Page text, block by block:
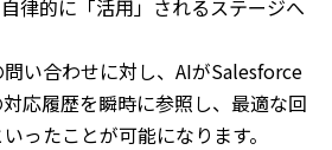
律的に「活用」されるステージへ
い合わせに対し、AIがSalesforce
応履歴を瞬時に参照し、最適な回
ったことが可能になります。